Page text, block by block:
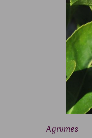
Agrumes